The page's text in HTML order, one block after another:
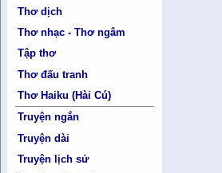
Thơ dịch
Thơ nhạc - Thơ ngâm
Tập thơ
Thơ đấu tranh
Thơ Haiku (Hài Cú)
Truyện ngắn
Truyện dài
Truyện lịch sử